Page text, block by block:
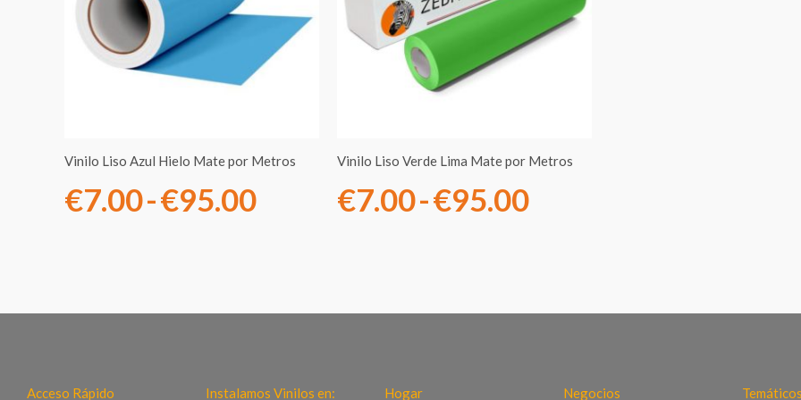
Vinilo Liso Azul Hielo Mate por Metros
€7.00-€95.00
desde
€7.00
Vinilo Liso Verde Lima Mate por Metros
€7.00-€95.00
desde
Acceso Rápido Instalamos Vinilos en: Hogar Negocios Temáticos